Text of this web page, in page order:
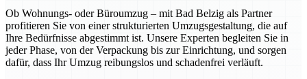
Ob Wohnungs- oder Büroumzug – mit Bad Belzig als Partner
profitieren Sie von einer strukturierten Umzugsgestaltung, die auf
Ihre Bedürfnisse abgestimmt ist. Unsere Experten begleiten Sie in
jeder Phase, von der Verpackung bis zur Einrichtung, und sorgen
dafür, dass Ihr Umzug reibungslos und schadenfrei verläuft.